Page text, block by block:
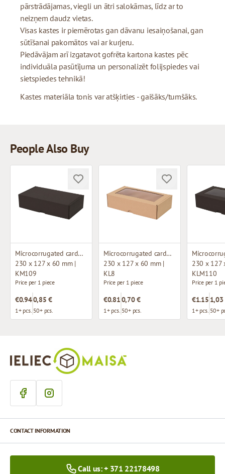
pārstrādājamas, viegli un ātri salokāmas, līdz ar to
neizņem daudz vietas.
Visas kastes ir piemērotas gan dāvanu iesaiņošanai, gan
sūtīšanai pakomātos vai ar kurjeru.
Piedāvājam arī izgatavot gofrēta kartona kastes pēc
individuāla pasūtījuma un personalizēt folijspiedes vai
sietspiedes tehnikā!
Kastes materiāla tonis var atšķirties - gaišāks/tumšāks.
People Also Buy
Microcorrugated cardboard box
230 x 127 x 60 mm |
KM109
Price per 1 piece
€0.94
1+ pcs.
0,85 €
50+ pcs.
Microcorrugated cardboard box with window
230 x 127 x 60 mm |
KL8
Price per 1 piece
€0.81
1+ pcs.
0,70 €
50+ pcs.
230 x 127
KLM110
Price per 1
€1.15
1+ pcs.
1,03
50+
CONTACT INFORMATION
Call us: + 371 22178498